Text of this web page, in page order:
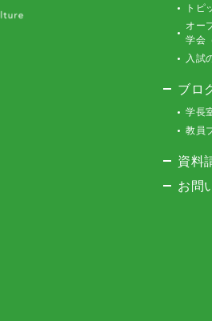
トピ
オー
学会
入試
ブロ
学長
教員
資料
お問